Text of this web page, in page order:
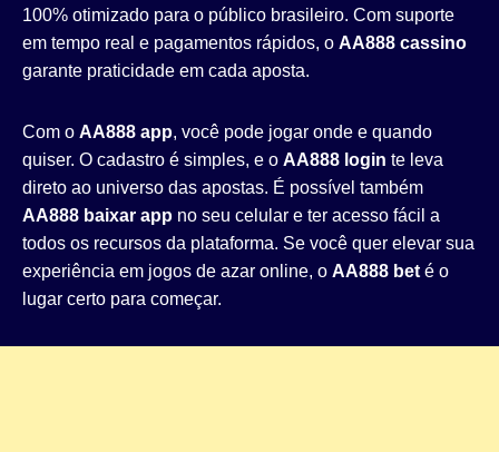
100% otimizado para o público brasileiro. Com suporte
em tempo real e pagamentos rápidos, o AA888 cassino
garante praticidade em cada aposta.
Com o AA888 app, você pode jogar onde e quando
quiser. O cadastro é simples, e o AA888 login te leva
direto ao universo das apostas. É possível também
AA888 baixar app no seu celular e ter acesso fácil a
todos os recursos da plataforma. Se você quer elevar sua
experiência em jogos de azar online, o AA888 bet é o
lugar certo para começar.